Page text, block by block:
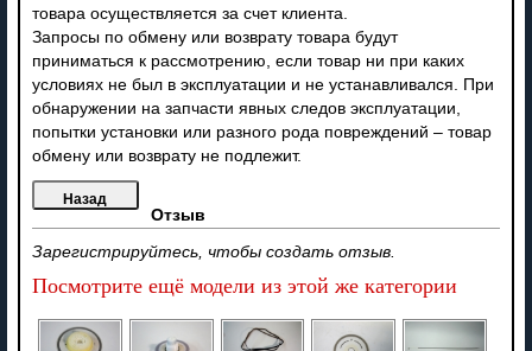
товара осуществляется за счет клиента.
Запросы по обмену или возврату товара будут
приниматься к рассмотрению, если товар ни при каких
условиях не был в эксплуатации и не устанавливался. При
обнаружении на запчасти явных следов эксплуатации,
попытки установки или разного рода повреждений – товар
обмену или возврату не подлежит.
Отзыв
Зарегистрируйтесь, чтобы создать отзыв.
Посмотрите ещё модели из этой же категории